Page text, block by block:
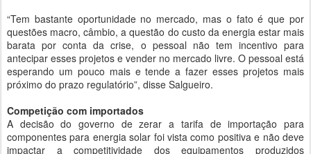
“Tem bastante oportunidade no mercado, mas o fato é que por
questões macro, câmbio, a questão do custo da energia estar mais
barata por conta da crise, o pessoal não tem incentivo para
antecipar esses projetos e vender no mercado livre. O pessoal está
esperando um pouco mais e tende a fazer esses projetos mais
próximo do prazo regulatório”, disse Salgueiro.
Competição com importados
A decisão do governo de zerar a tarifa de importação para
componentes para energia solar foi vista como positiva e não deve
impactar a competitividade dos equipamentos produzidos